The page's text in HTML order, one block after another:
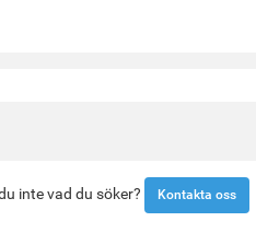
inte vad du söker? Kontakta oss